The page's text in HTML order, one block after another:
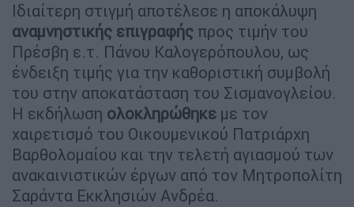
Ιδιαίτερη στιγμή αποτέλεσε η αποκάλυψη
αναμνηστικής επιγραφής προς τιμήν του
Πρέσβη ε.τ. Πάνου Καλογερόπουλου, ως
ένδειξη τιμής για την καθοριστική συμβολή
του στην αποκατάσταση του Σισμανογλείου.
Η εκδήλωση ολοκληρώθηκε με τον
χαιρετισμό του Οικουμενικού Πατριάρχη
Βαρθολομαίου και την τελετή αγιασμού των
ανακαινιστικών έργων από τον Μητροπολίτη
Σαράντα Εκκλησιών Ανδρέα.